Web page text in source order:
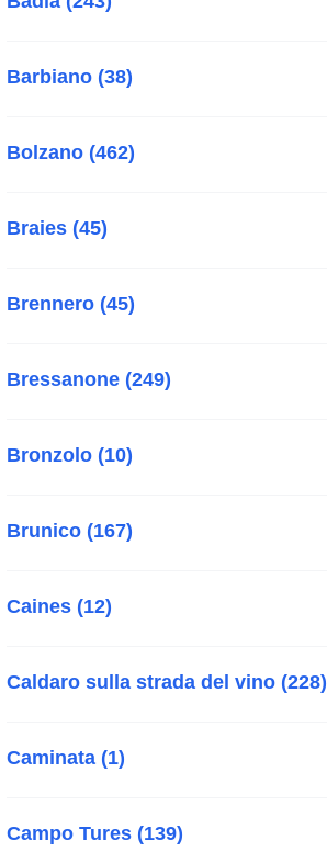
Barbiano (38)
Bolzano (462)
Braies (45)
Brennero (45)
Bressanone (249)
Bronzolo (10)
Brunico (167)
Caines (12)
Caldaro sulla strada del vino (228)
Caminata (1)
Campo Tures (139)